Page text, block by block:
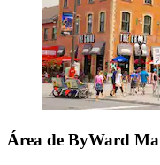
Área de ByWard